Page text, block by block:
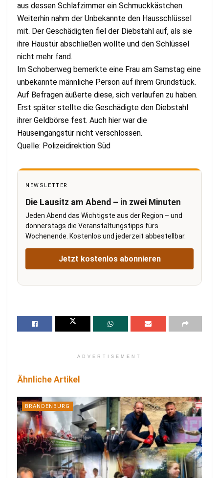
aus dessen Schlafzimmer ein Schmuckkästchen.
Weiterhin nahm der Unbekannte den Hausschlüssel
mit. Der Geschädigten fiel der Diebstahl auf, als sie
ihre Haustür abschließen wollte und den Schlüssel
nicht mehr fand.
Im Schoberweg bemerkte eine Frau am Samstag eine
unbekannte männliche Person auf ihrem Grundstück.
Auf Befragen äußerte diese, sich verlaufen zu haben.
Erst später stellte die Geschädigte den Diebstahl
ihrer Geldbörse fest. Auch hier war die
Hauseingangstür nicht verschlossen.
Quelle: Polizeidirektion Süd
NEWSLETTER
Die Lausitz am Abend – in zwei Minuten
Jeden Abend das Wichtigste aus der Region – und
donnerstags die Veranstaltungstipps fürs
Wochenende. Kostenlos und jederzeit abbestellbar.
Jetzt kostenlos abonnieren
ADVERTISEMENT
Ähnliche Artikel
BRANDENBURG